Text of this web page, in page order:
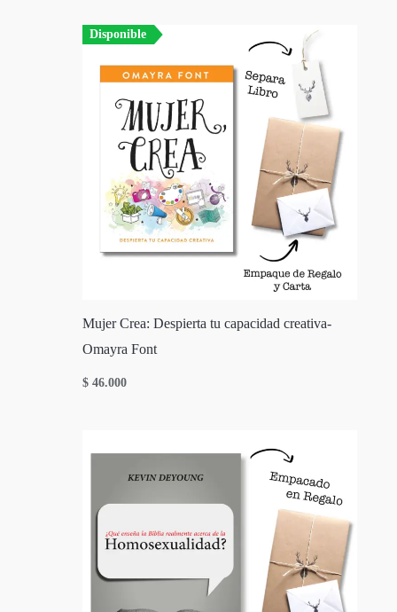
Disponible
Mujer Crea: Despierta tu capacidad creativa-
Omayra Font
$ 46.000